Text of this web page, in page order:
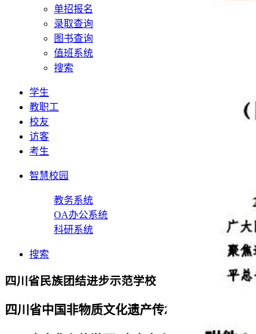
单招报名
录取查询
图书查询
值班系统
搜索
学生
教职工
校友
访客
考生
智慧校园
教务系统
OA办公系统
科研系统
搜索
四川省民族团结进步示范学校
四川省中国非物质文化遗产传承人研修培训基地